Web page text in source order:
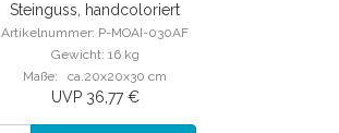
Steinguss, handcoloriert
Artikelnummer: P-MOAI-030AF
Gewicht: 16 kg
Maße: ca.20x20x30 cm
UVP 36,77 €